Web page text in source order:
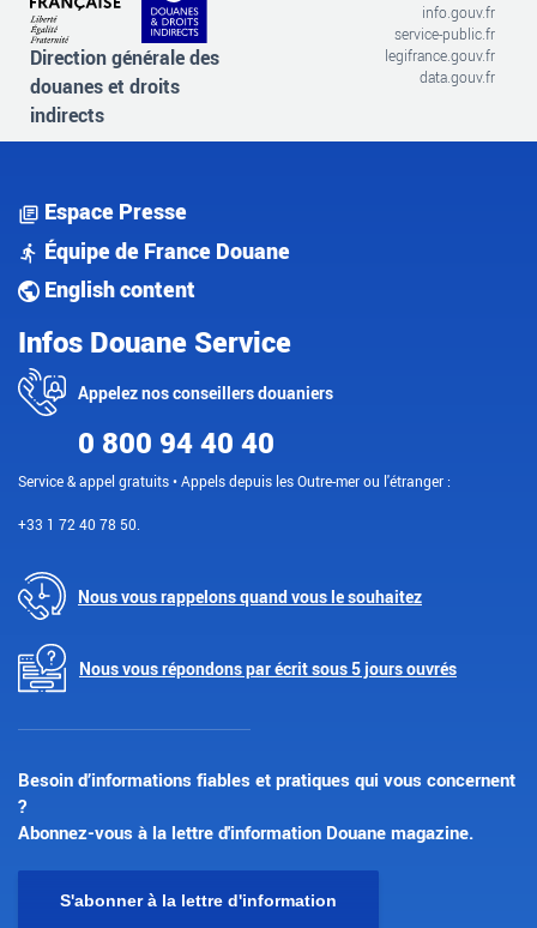
Direction générale des
douanes et droits
indirects
info.gouv.fr
service-public.fr
legifrance.gouv.fr
data.gouv.fr
Espace Presse
Équipe de France Douane
English content
Infos Douane Service
Appelez nos conseillers douaniers
0 800 94 40 40
Service & appel gratuits • Appels depuis les Outre-mer ou l'étranger :
+33 1 72 40 78 50.
Nous vous rappelons quand vous le souhaitez
Nous vous répondons par écrit sous 5 jours ouvrés
Besoin d’informations fiables et pratiques qui vous concernent
?
Abonnez-vous à la lettre d'information Douane magazine.
S'abonner à la lettre d'information